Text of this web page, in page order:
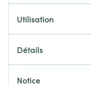
Utilisation
Détails
Notice